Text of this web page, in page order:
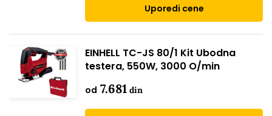
Uporedi cene
EINHELL TC-JS 80/1 Kit Ubodna
testera, 550W, 3000 O/min
od 7.681 din